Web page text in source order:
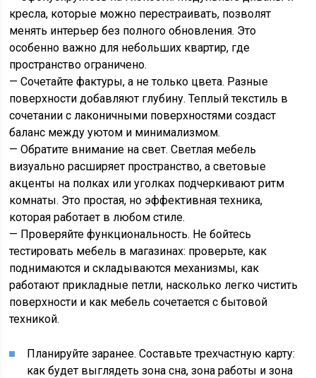
кресла, которые можно перестраивать, позволят
менять интерьер без полного обновления. Это
особенно важно для небольших квартир, где
пространство ограничено.
— Сочетайте фактуры, а не только цвета. Разные
поверхности добавляют глубину. Теплый текстиль в
сочетании с лаконичными поверхностями создаст
баланс между уютом и минимализмом.
— Обратите внимание на свет. Светлая мебель
визуально расширяет пространство, а световые
акценты на полках или уголках подчеркивают ритм
комнаты. Это простая, но эффективная техника,
которая работает в любом стиле.
— Проверяйте функциональность. Не бойтесь
тестировать мебель в магазинах: проверьте, как
поднимаются и складываются механизмы, как
работают прикладные петли, насколько легко чистить
поверхности и как мебель сочетается с бытовой
техникой.
Планируйте заранее. Составьте трехчастную карту:
как будет выглядеть зона сна, зона работы и зона